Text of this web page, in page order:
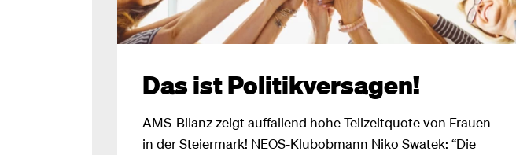
Das ist Politikversagen!
AMS-Bilanz zeigt auffallend hohe Teilzeitquote von Frauen
in der Steiermark! NEOS-Klubobmann Niko Swatek: “Die